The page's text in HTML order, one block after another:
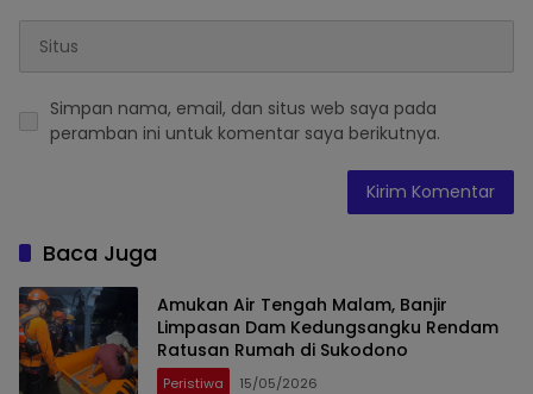
Simpan nama, email, dan situs web saya pada
peramban ini untuk komentar saya berikutnya.
Baca Juga
Amukan Air Tengah Malam, Banjir
Limpasan Dam Kedungsangku Rendam
Ratusan Rumah di Sukodono
Peristiwa 15/05/2026